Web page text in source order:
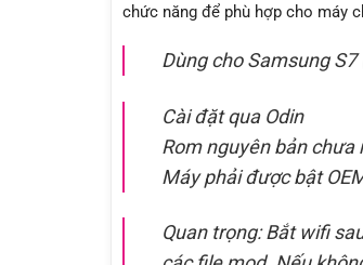
chức năng để phù hợp cho máy
Dùng cho Samsung S7
Cài đặt qua Odin
Rom nguyên bản chưa
Máy phải được bật
Quan trọng: Bắt wifi